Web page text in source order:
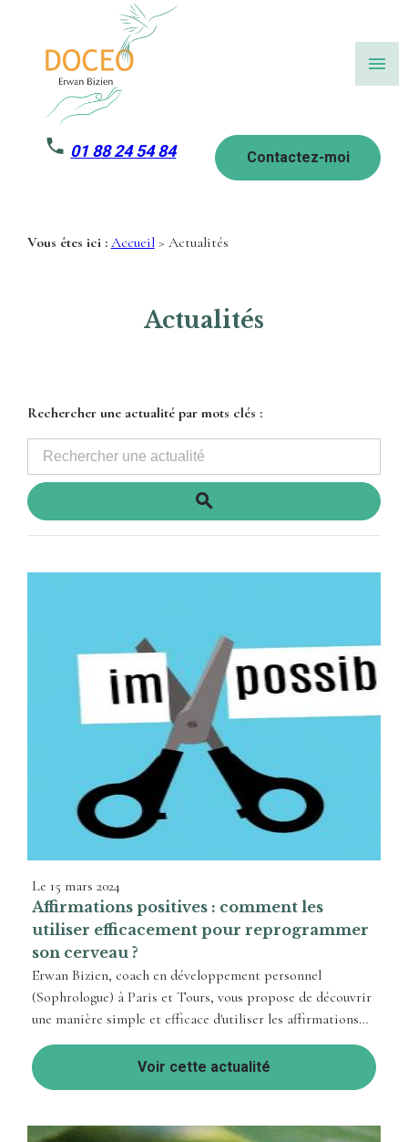
menu
01 88 24 54 84 Contactez-moi
Vous êtes ici : Accueil> Actualités
Actualités
Rechercher une actualité par mots clés :
Le 15 mars 2024
Affirmations positives : comment les
utiliser efficacement pour reprogrammer
son cerveau ?
Erwan Bizien, coach en développement personnel
(Sophrologue) à Paris et Tours, vous propose de découvrir
une manière simple et efficace d'utiliser les affirmations
positives pour reprogrammer le ...
Voir cette actualité
Panneau de gestion des cookies